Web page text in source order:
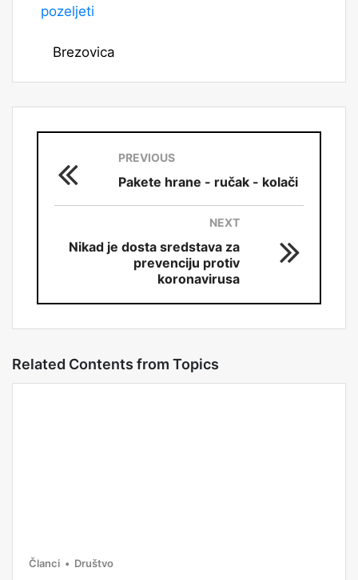
pozeljeti
Brezovica
PREVIOUS
Pakete hrane - ručak - kolači
NEXT
Nikad je dosta sredstava za
prevenciju protiv
koronavirusa
Related Contents from Topics
Članci Društvo